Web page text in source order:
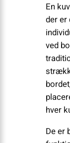
En
der er
ved
hver
De er